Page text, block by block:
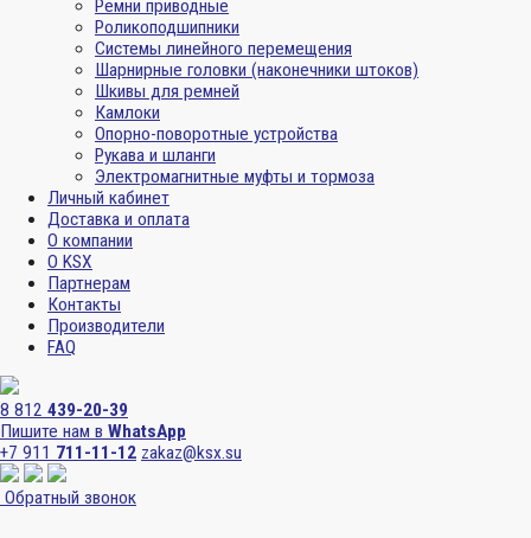
Ремни приводные
Роликоподшипники
Системы линейного перемещения
Шарнирные головки (наконечники штоков)
Шкивы для ремней
Камлоки
Опорно-поворотные устройства
Рукава и шланги
Электромагнитные муфты и тормоза
Личный кабинет
Доставка и оплата
О компании
О KSX
Партнерам
Контакты
Производители
FAQ
8 812 439-20-39
Пишите нам в WhatsApp
+7 911 711-11-12 zakaz@ksx.su
Обратный звонок